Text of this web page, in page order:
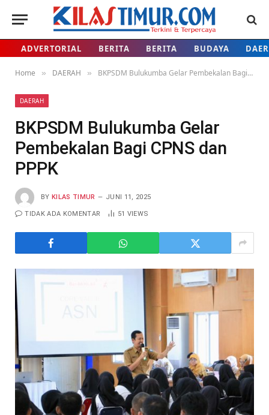
ADVERTORIAL BERITA BERITA BUDAYA
Home » DAERAH » BKPSDM Bulukumba Gelar Pembekalan Bagi CPNS dan PPPK
DAERAH
BKPSDM Bulukumba Gelar
Pembekalan Bagi CPNS dan
PPPK
BY KILAS TIMUR JUNI 11, 2025
TIDAK ADA KOMENTAR 51 VIEWS